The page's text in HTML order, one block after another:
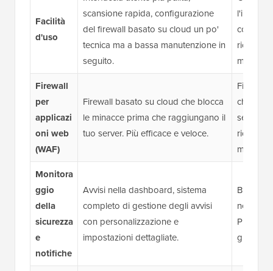
Facilità
d'uso
scansione rapida, configurazione
del firewall basato su cloud un po'
tecnica ma a bassa manutenzione in
seguito.
richiede
manuale.
Firewall
per
applicazi
oni web
(WAF)
Firewall basato su cloud che blocca
le minacce prima che raggiungano il
tuo server. Più efficace e veloce.
Firewall
che
server.
richiede
manuale.
Monitora
ggio
della
sicurezza
e
notifiche
Avvisi nella dashboard, sistema
completo di gestione degli avvisi
con personalizzazione e
impostazioni dettagliate.
Buon
nella
gli avvisi